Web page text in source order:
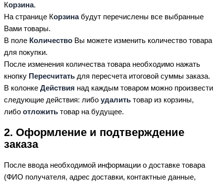
Корзина.
На странице Корзинабудут перечислены все выбранные
Вами товары.
В поле Количество Вы можете изменить количество товара
для покупки.
После изменения количества товара необходимо нажать
кнопку Пересчитать для пересчета итоговой суммы заказа.
В колонке Действия над каждым товаром можно произвести
следующие действия: либо удалить товар из корзины,
либо отложить товар на будущее.
2. Оформление и подтверждение
заказа
После ввода необходимой информации о доставке товара
(ФИО получателя, адрес доставки, контактные данные,